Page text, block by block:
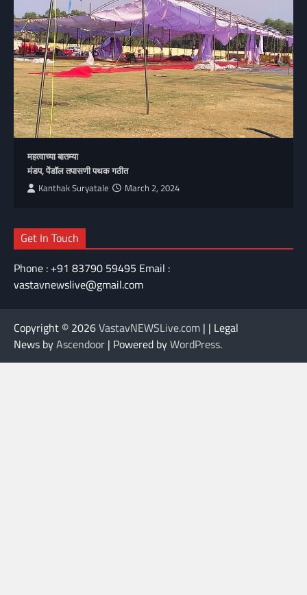
महत्वाच्या बातम्या
मंडप, पेंडॉल तपासणी पथक गठीत
Kanthak Suryatale March 2, 2024
Get In Touch
Phone : +91 83790 59495 Email :
vastavnewslive@gmail.com
Copyright © 2026VastavNEWSLive.com | | Legal
News byAscendoor | Powered byWordPress.